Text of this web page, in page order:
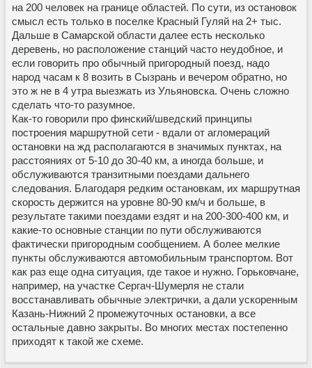
на 200 человек на границе областей. По сути, из остановок
смысл есть только в поселке Красный Гуляй на 2+ тыс.
Дальше в Самарской области далее есть несколько
деревень, но расположение станций часто неудобное, и
если говорить про обычный пригородный поезд, надо
народ часам к 8 возить в Сызрань и вечером обратно, но
это ж не в 4 утра выезжать из Ульяновска. Очень сложно
сделать что-то разумное.
Как-то говорили про финский/шведский принципы
построения маршрутной сети - вдали от агломераций
остановки на жд располагаются в значимых пунктах, на
расстояниях от 5-10 до 30-40 км, а иногда больше, и
обслуживаются транзитными поездами дальнего
следования. Благодаря редким остановкам, их маршрутная
скорость держится на уровне 80-90 км/ч и больше, в
результате такими поездами ездят и на 200-300-400 км, и
какие-то основные станции по пути обслуживаются
фактически пригородным сообщением. А более мелкие
пункты обслуживаются автомобильным транспортом. Вот
как раз еще одна ситуация, где такое и нужно. Горьковчане,
например, на участке Сергач-Шумерля не стали
восстанавливать обычные электрички, а дали ускоренным
Казань-Нижний 2 промежуточных остановки, а все
остальные давно закрыты. Во многих местах постепенно
приходят к такой же схеме.